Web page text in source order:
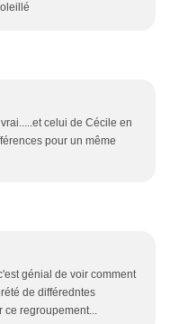
celui de Cécile en
pour un même
génial de voir comment
de différedntes
ce regroupement...